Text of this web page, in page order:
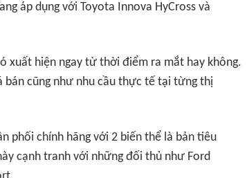
áp dụng với Toyota Innova HyCross và
xuất hiện ngay từ thời điểm ra mắt hay không.
cũng như nhu cầu thực tế tại từng thị
phối chính hãng với 2 biến thể là bản tiêu
cạnh tranh với những đối thủ như Ford